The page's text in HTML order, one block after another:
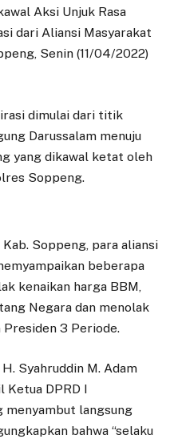
Aksi Unjuk Rasa
dari Aliansi Masyarakat
Senin (11/04/2022)
dimulai dari titik
Darussalam menuju
yang dikawal ketat oleh
Soppeng.
Soppeng, para aliansi
beberapa
kenaikan harga BBM,
Negara dan menolak
Presiden 3 Periode.
Syahruddin M. Adam
Ketua DPRD I
menyambut langsung
bahwa “selaku